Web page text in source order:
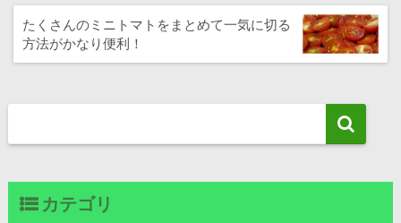
たくさんのミニトマトをまとめて一気に切る
方法がかなり便利！
カテゴリ